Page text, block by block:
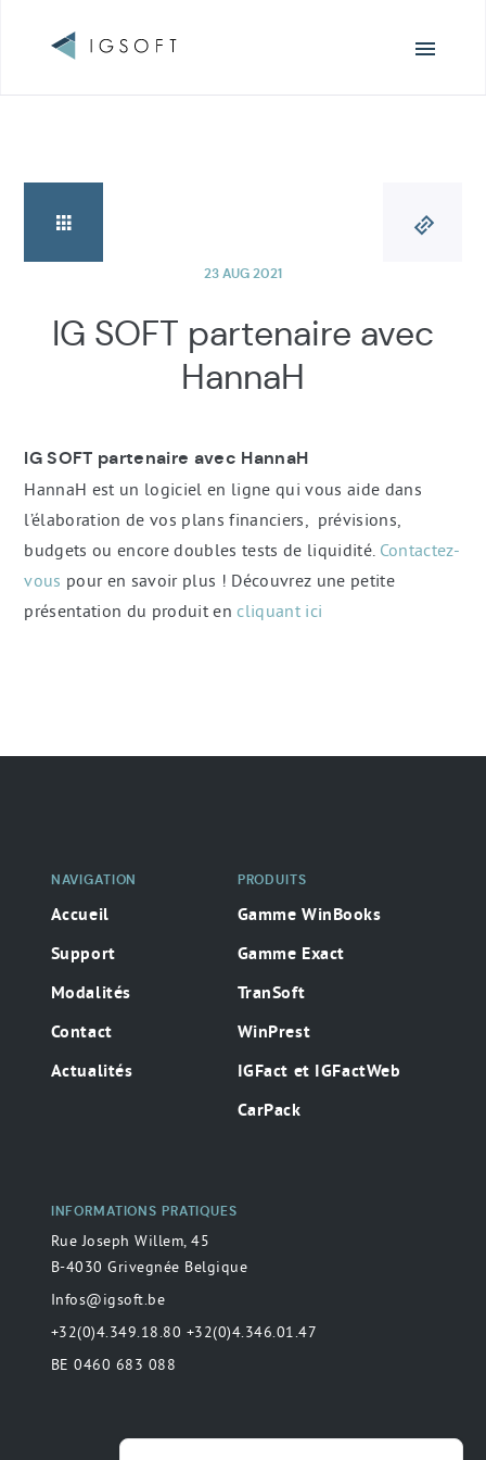
IG SOFT partenaire avec
HannaH
23 AUG 2021
IG SOFT partenaire avec HannaH
HannaH est un logiciel en ligne qui vous aide dans
l’élaboration de vos plans financiers, prévisions,
budgets ou encore doubles tests de liquidité. Contactez-
vous pour en savoir plus ! Découvrez une petite
présentation du produit en cliquant ici
Navigation
Navigation
NAVIGATION
Accueil
Support
Modalités
Contact
Actualités
PRODUITS
Gamme WinBooks
Gamme Exact
TranSoft
WinPrest
IGFact et IGFactWeb
CarPack
INFORMATIONS PRATIQUES
Rue Joseph Willem, 45
B-4030 Grivegnée Belgique
Infos@igsoft.be
+32(0)4.349.18.80 +32(0)4.346.01.47
BE 0460 683 088